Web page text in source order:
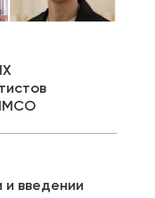
введении